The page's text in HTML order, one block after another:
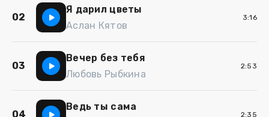
02
Я дарил цветы
Аслан Кятов
3:16
03
Вечер без тебя
Любовь Рыбкина
2:53
04
Ведь ты сама
2:35